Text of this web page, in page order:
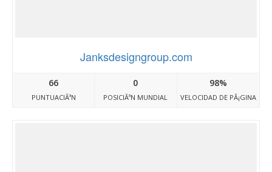
Janksdesigngroup.com
66
PUNTUACIÃ³N
0
POSICIÃ³N MUNDIAL
98%
VELOCIDAD DE PÃ¡GINA